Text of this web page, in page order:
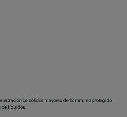
de sólidos mayores de 12 mm, no protegido
de líquidos.